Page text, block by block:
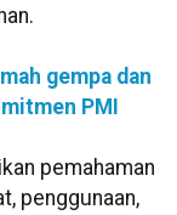
gempa dan
PMI
pemahaman
penggunaan,